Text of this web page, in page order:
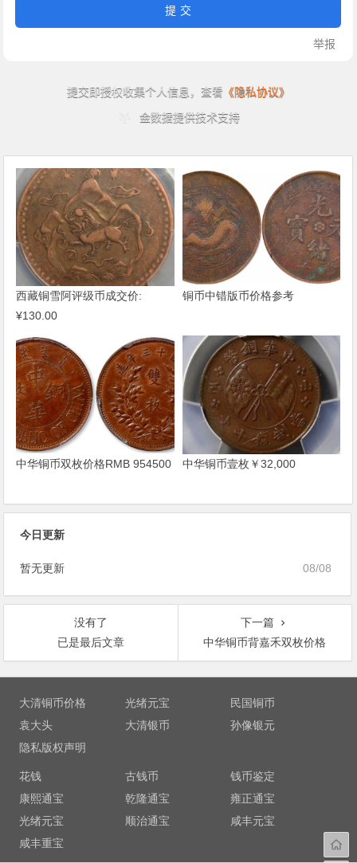
西藏铜雪阿评级币成交价:
¥130.00
铜币中错版币价格参考
中华铜币双枚价格RMB 954500 中华铜币壹枚￥32,000
今日更新
08/08
暂无更新
没有了
已是最后文章
下一篇
中华铜币背嘉禾双枚价格
文
大清铜币价格 光绪元宝
民国铜币
袁大头
大清银币
孙像银元
隐私版权声明
花钱 古钱币
钱币鉴定
康熙通宝
乾隆通宝
雍正通宝
光绪元宝
顺治通宝
咸丰元宝
咸丰重宝